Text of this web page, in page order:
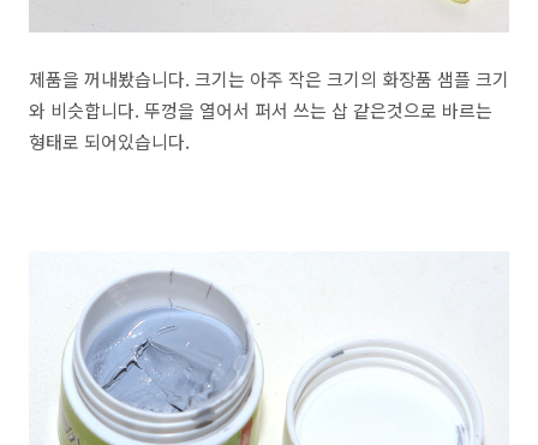
제품을 꺼내봤습니다. 크기는 아주 작은 크기의 화장품 샘플 크기
와 비슷합니다. 뚜껑을 열어서 퍼서 쓰는 삽 같은것으로 바르는
형태로 되어있습니다.